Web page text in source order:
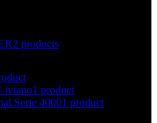
2 products
1 product
Serie 40001 product